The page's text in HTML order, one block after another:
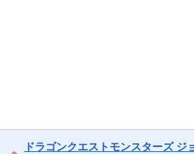
ドラゴンクエストモンスターズ ジ